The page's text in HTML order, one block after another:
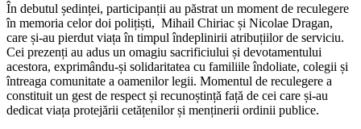
În debutul ședinței, participanții au păstrat un moment de reculegere
în memoria celor doi polițiști, Mihail Chiriac și Nicolae Dragan,
care și-au pierdut viața în timpul îndeplinirii atribuțiilor de serviciu.
Cei prezenți au adus un omagiu sacrificiului și devotamentului
acestora, exprimându-și solidaritatea cu familiile îndoliate, colegii și
întreaga comunitate a oamenilor legii. Momentul de reculegere a
constituit un gest de respect și recunoștință față de cei care și-au
dedicat viața protejării cetățenilor și menținerii ordinii publice.